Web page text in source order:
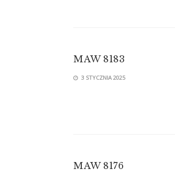
MAW 8183
3 STYCZNIA 2025
MAW 8176